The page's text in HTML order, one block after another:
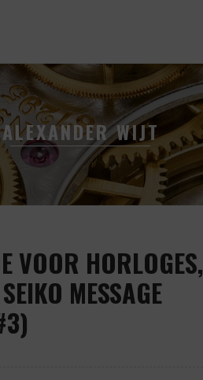
ALEXANDER WIJT
VOOR HORLOGES,
MESSAGE